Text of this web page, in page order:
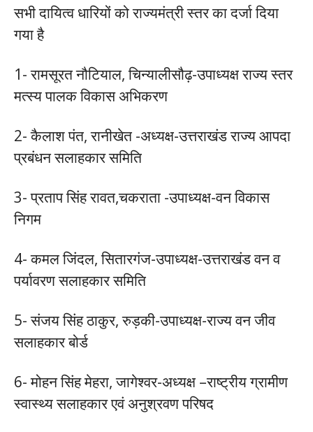
सभी दायित्व धारियों को राज्यमंत्री स्तर का दर्जा दिया
गया है
1- रामसूरत नौटियाल, चिन्यालीसौढ़-उपाध्यक्ष राज्य स्तर
मत्स्य पालक विकास अभिकरण
2- कैलाश पंत, रानीखेत -अध्यक्ष-उत्तराखंड राज्य आपदा
प्रबंधन सलाहकार समिति
3- प्रताप सिंह रावत,चकराता -उपाध्यक्ष-वन विकास
निगम
4- कमल जिंदल, सितारगंज-उपाध्यक्ष-उत्तराखंड वन व
पर्यावरण सलाहकार समिति
5- संजय सिंह ठाकुर, रुड़की-उपाध्यक्ष-राज्य वन जीव
सलाहकार बोर्ड
6- मोहन सिंह मेहरा, जागेश्वर-अध्यक्ष –राष्ट्रीय ग्रामीण
स्वास्थ्य सलाहकार एवं अनुश्रवण परिषद